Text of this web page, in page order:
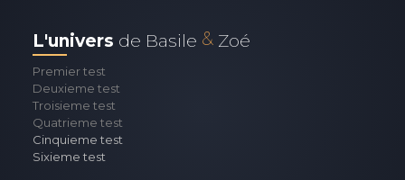
L'univers de Basile & Zoé
Premier test
Deuxieme test
Troisieme test
Quatrieme test
Cinquieme test
Sixieme test